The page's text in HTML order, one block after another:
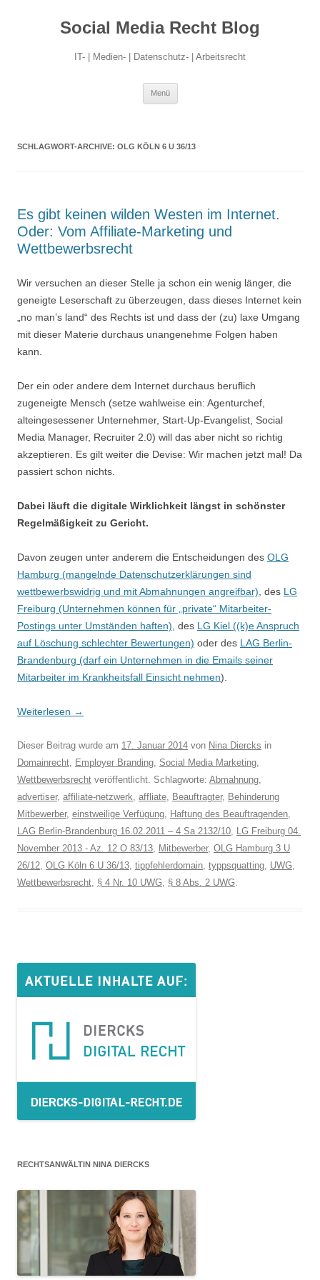
Social Media Recht Blog
IT- | Medien- | Datenschutz- | Arbeitsrecht
Menü
SCHLAGWORT-ARCHIVE: OLG KÖLN 6 U 36/13
Es gibt keinen wilden Westen im Internet.
Oder: Vom Affiliate-Marketing und
Wettbewerbsrecht
Wir versuchen an dieser Stelle ja schon ein wenig länger, die
geneigte Leserschaft zu überzeugen, dass dieses Internet kein
„no man’s land“ des Rechts ist und dass der (zu) laxe Umgang
mit dieser Materie durchaus unangenehme Folgen haben
kann.
Der ein oder andere dem Internet durchaus beruflich
zugeneigte Mensch (setze wahlweise ein: Agenturchef,
alteingesessener Unternehmer, Start-Up-Evangelist, Social
Media Manager, Recruiter 2.0) will das aber nicht so richtig
akzeptieren. Es gilt weiter die Devise: Wir machen jetzt mal! Da
passiert schon nichts.
Dabei läuft die digitale Wirklichkeit längst in schönster
Regelmäßigkeit zu Gericht.
Davon zeugen unter anderem die Entscheidungen des OLG
Hamburg (mangelnde Datenschutzerklärungen sind
wettbewerbswidrig und mit Abmahnungen angreifbar) , des LG
Freiburg (Unternehmen können für „private“ Mitarbeiter-
Postings unter Umständen haften) , des LG Kiel ((k)e Anspruch
auf Löschung schlechter Bewertungen) oder des LAG Berlin-
Brandenburg (darf ein Unternehmen in die Emails seiner
Mitarbeiter im Krankheitsfall Einsicht nehmen).
Weiterlesen →
Dieser Beitrag wurde am 17. Januar 2014 von Nina Diercks in
Domainrecht, Employer Branding, Social Media Marketing,
Wettbewerbsrecht veröffentlicht. Schlagworte: Abmahnung,
advertiser, affiliate-netzwerk, affliate, Beauftragter, Behinderung
Mitbewerber, einstweilige Verfügung, Haftung des Beauftragenden,
LAG Berlin-Brandenburg 16.02.2011 – 4 Sa 2132/10, LG Freiburg 04.
November 2013 - Az. 12 O 83/13, Mitbewerber, OLG Hamburg 3 U
26/12, OLG Köln 6 U 36/13, tippfehlerdomain, typpsquatting, UWG,
Wettbewerbsrecht, § 4 Nr. 10 UWG, § 8 Abs. 2 UWG.
RECHTSANWÄLTIN NINA DIERCKS